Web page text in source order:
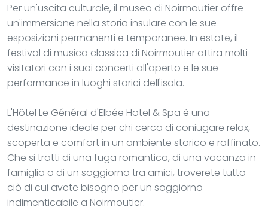
Per un'uscita culturale, il museo di Noirmoutier offre
un'immersione nella storia insulare con le sue
esposizioni permanenti e temporanee. In estate, il
festival di musica classica di Noirmoutier attira molti
visitatori con i suoi concerti all'aperto e le sue
performance in luoghi storici dell'isola.
L'Hôtel Le Général d'Elbée Hotel & Spa è una
destinazione ideale per chi cerca di coniugare relax,
scoperta e comfort in un ambiente storico e raffinato.
Che si tratti di una fuga romantica, di una vacanza in
famiglia o di un soggiorno tra amici, troverete tutto
ciò di cui avete bisogno per un soggiorno
indimenticabile a Noirmoutier.